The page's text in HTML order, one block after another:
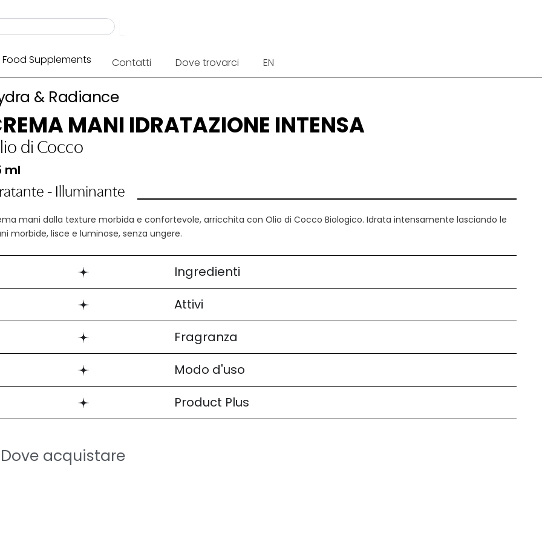
Food Supplements Contatti Dove trovarci EN
& Radiance
MANI IDRATAZIONE INTENSA
di Cocco
ml
- Illuminante
mani dalla texture morbida e confortevole, arricchita con Olio di Cocco Biologico. Idrata intensamente lasciando le
morbide, lisce e luminose, senza ungere.
Ingredienti
Attivi
Fragranza
Modo d'uso
Product Plus
Dove acquistare